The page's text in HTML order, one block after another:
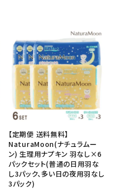
【定期便 送料無料】
NaturaMoon(ナチュラムー
ン) 生理用ナプキン 羽なし×6
パックセット(普通の日用羽な
し3パック、多い日の夜用羽なし
3パック)